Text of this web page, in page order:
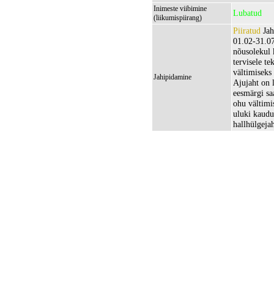
Inimeste viibimine
(liikumispiirang)
Lubatud
Jahipidamine
Piiratud
01.02-
nõusolekul
tervisele
vältimiseks
Ajujaht on
eesmärgi
ohu
uluki